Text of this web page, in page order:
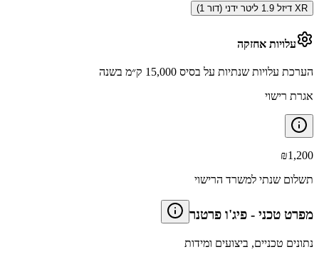
XR דיזל 1.9 ליטר ידני (דור 1)
עלויות אחזקה
הערכת עלויות שנתיות על בסיס 15,000 ק״מ בשנה
אגרת רישוי
₪1,200
תשלום שנתי למשרד הרישוי
מפרט טכני - פיג'ו פרטנר
נתונים טכניים, ביצועים ומידות